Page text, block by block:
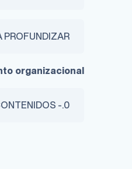
PROFUNDIZAR
organizacional
0.- INTRODUCCIÓN Y CONTENIDOS